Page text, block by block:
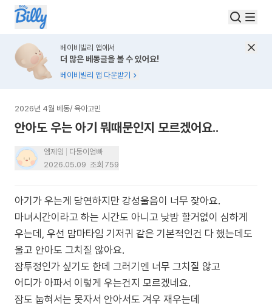
베이비빌리 앱에서
더 많은 베동글을 볼 수 있어요!
베이비빌리 앱 다운받기
2026년 4월 베동/ 육아고민
안아도 우는 아기 뭐때문인지 모르겠어요..
엠제잉
다둥이엄빠
2026.05.09 조회 759
아기가 우는게 당연하지만 강성울음이 너무 잦아요.
마녀시간이라고 하는 시간도 아니고 낮밤 할거없이 심하게
우는데, 우선 맘마타임 기저귀 같은 기본적인건 다 했는데도
울고 안아도 그치질 않아요.
잠투정인가 싶기도 한데 그러기엔 너무 그치질 않고
어디가 아파서 이렇게 우는건지 모르겠네요.
잠도 눕혀서는 못자서 안아서도 겨우 재우는데